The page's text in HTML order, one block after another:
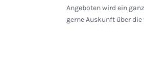
Angeboten wird ein
gerne Auskunft über